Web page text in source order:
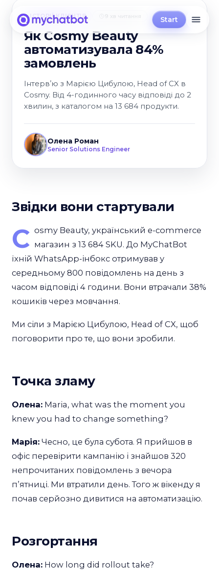
Start
ІСТОРІЇ КЛІЄНТІВ
Як Cosmy Beauty
автоматизувала 84%
замовлень
Інтервʼю з Марією Цибулою, Head of CX в
Cosmy. Від 4-годинного часу відповіді до 2
хвилин, з каталогом на 13 684 продукти.
Олена Роман
Senior Solutions Engineer
Звідки вони стартували
C osmy Beauty, український e-commerce
магазин з 13 684 SKU. До MyChatBot
їхній WhatsApp-інбокс отримував у
середньому 800 повідомлень на день з
часом відповіді 4 години. Вони втрачали 38%
кошиків через мовчання.
Ми сіли з Марією Цибулою, Head of CX, щоб
поговорити про те, що вони зробили.
Точка зламу
Олена: Maria, what was the moment you
knew you had to change something?
Марія: Чесно, це була субота. Я прийшов в
офіс перевірити кампанію і знайшов 320
непрочитаних повідомлень з вечора
пʼятниці. Ми втратили день. Того ж вікенду я
почав серйозно дивитися на автоматизацію.
Розгортання
Олена: How long did rollout take?